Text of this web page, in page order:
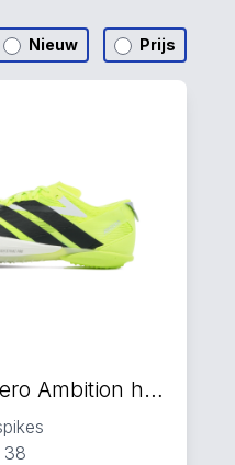
Nieuw Prijs
Adidas Adizero Ambition hardloopschoenen fluorgeel
38